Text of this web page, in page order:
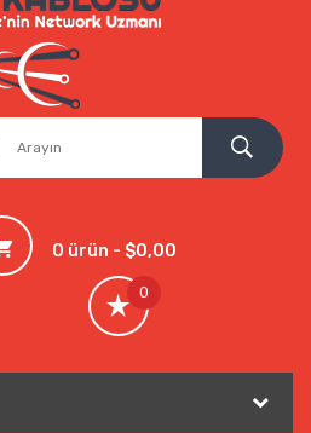
0 ürün - $0,00
0